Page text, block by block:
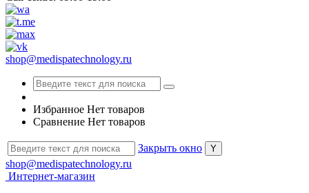
shop@medispatechnology.ru
Избранное Нет товаров
Сравнение Нет товаров
Закрыть окно
shop@medispatechnology.ru
Интернет-магазин